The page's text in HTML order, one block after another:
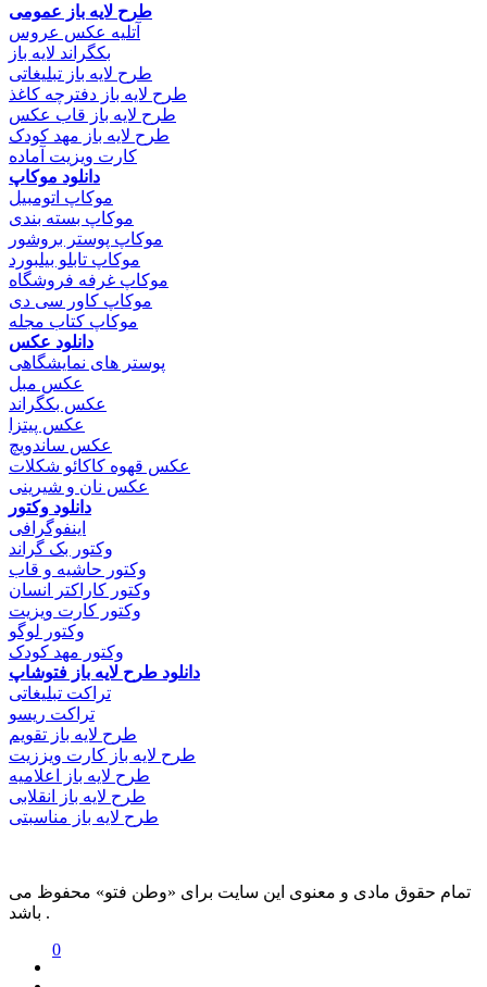
طرح لایه باز عمومی
آتلیه عکس عروس
بکگراند لایه باز
طرح لایه باز تبلیغاتی
طرح لایه باز دفترچه کاغذ
طرح لایه باز قاب عکس
طرح لایه باز مهد کودک
کارت ویزیت آماده
دانلود موکاپ
موکاپ اتومبیل
موکاپ بسته بندی
موکاپ پوستر بروشور
موکاپ تابلو بیلبورد
موکاپ غرفه فروشگاه
موکاپ کاور سی دی
موکاپ کتاب مجله
دانلود عکس
پوستر های نمایشگاهی
عکس مبل
عکس بکگراند
عکس پیتزا
عکس ساندویچ
عکس قهوه کاکائو شکلات
عکس نان و شیرینی
دانلود وکتور
اینفوگرافی
وکتور بک گراند
وکتور حاشیه و قاب
وکتور کاراکتر انسان
وکتور کارت ویزیت
وکتور لوگو
وکتور مهد کودک
دانلود طرح لایه باز فتوشاپ
تراکت تبلیغاتی
تراکت ریسو
طرح لایه باز تقویم
طرح لایه باز کارت ویززیت
طرح لایه باز اعلامیه
طرح لایه باز انقلابی
طرح لایه باز مناسبتی
تمام حقوق مادی و معنوی این سایت برای «وطن فتو» محفوظ می
باشد .
0